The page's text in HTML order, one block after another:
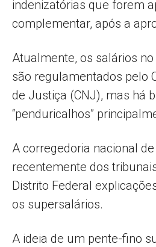
indenizatórias que forem
complementar, após a
Atualmente, os salários
são regulamentados pelo
de Justiça (CNJ), mas há
“penduricalhos”
A corregedoria nacional
recentemente dos
Distrito Federal
os supersalários.
A ideia de um pente-fino